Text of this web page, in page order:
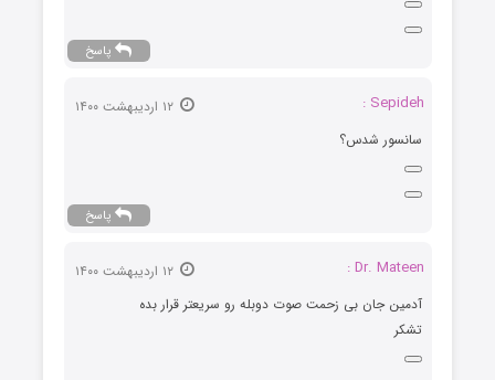
پاسخ
Sepideh :
۱۲ اردیبهشت ۱۴۰۰
سانسور شدس؟
پاسخ
Dr. Mateen :
۱۲ اردیبهشت ۱۴۰۰
آدمین جان بی زحمت صوت دوبله رو سریعتر قرار بده
تشکر